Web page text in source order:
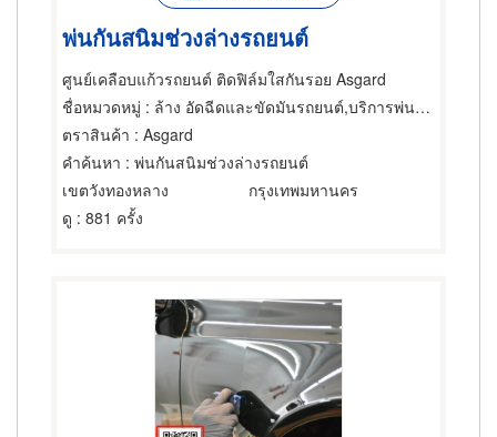
พ่นกันสนิมช่วงล่างรถยนต์
ศูนย์เคลือบแก้วรถยนต์ ติดฟิล์มใสกันรอย Asgard
ชื่อหมวดหมู่ : ล้าง อัดฉีดและขัดมันรถยนต์,บริการพ่นน้ำยา เคลือบกันสนิมรถยนต์,ฟิล์มกรองแสงรถยนต์
ตราสินค้า : Asgard
คำค้นหา : พ่นกันสนิมช่วงล่างรถยนต์
เขตวังทองหลาง
กรุงเทพมหานคร
ดู : 881 ครั้ง